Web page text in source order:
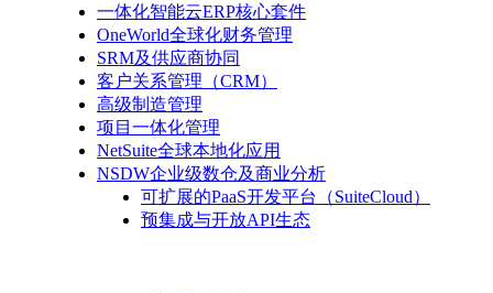
一体化智能云ERP核心套件
OneWorld全球化财务管理
SRM及供应商协同
客户关系管理（CRM）
高级制造管理
项目一体化管理
NetSuite全球本地化应用
NSDW企业级数仓及商业分析
可扩展的PaaS开发平台（SuiteCloud）
预集成与开放API生态